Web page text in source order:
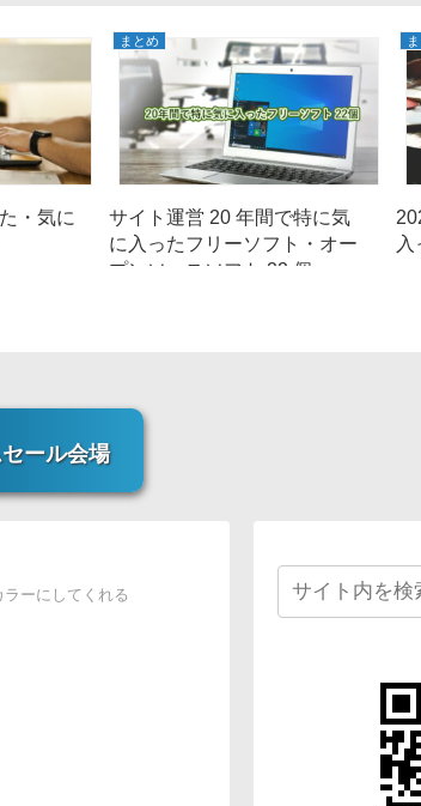
・気に
まとめ
サイト運営 20 年間で特に気
に入ったフリーソフト・オー
プンソースソフト 22 個
入
ール会場
ーにしてくれる